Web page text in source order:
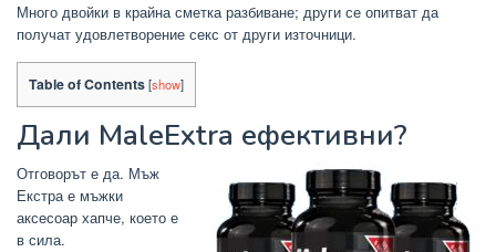
Много двойки в крайна сметка разбиване; други се опитват да
получат удовлетворение секс от други източници.
Table of Contents[show]
Дали MaleExtra ефективни?
Отговорът е да. Мъж
Екстра е мъжки
аксесоар хапче, което е
в сила.